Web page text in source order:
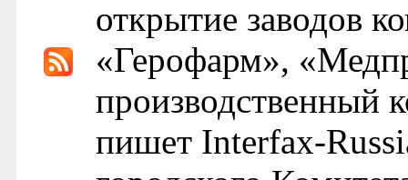
открытие заводов
«Герофарм»,
производственный
пишет Interfax-